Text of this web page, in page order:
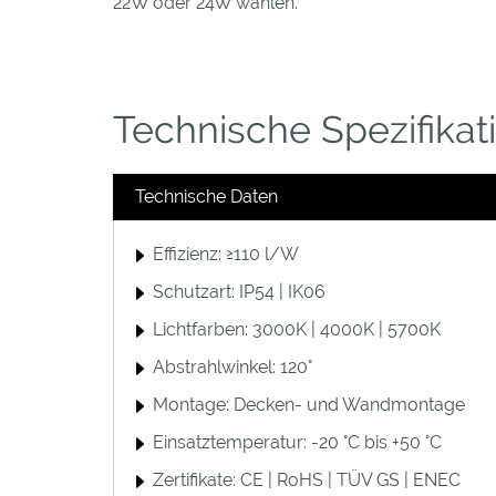
Technische
Technische Daten
Effizienz: ≥110 l/W
Schutzart: IP54 | IK06
Lichtfarben: 3000K | 4000K | 5700K
Abstrahlwinkel: 120°
Montage: Decken- und Wandmontage
Einsatztemperatur: -20 °C bis +50 °C
Zertifikate: CE | RoHS | TÜV GS | ENEC